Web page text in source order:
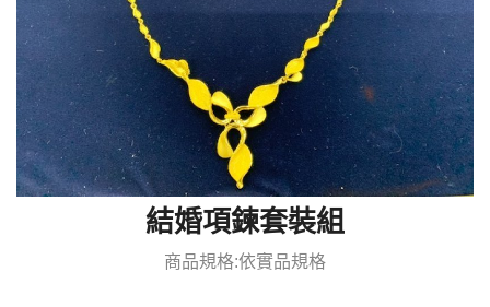
結婚項鍊套裝組
商品規格:依實品規格